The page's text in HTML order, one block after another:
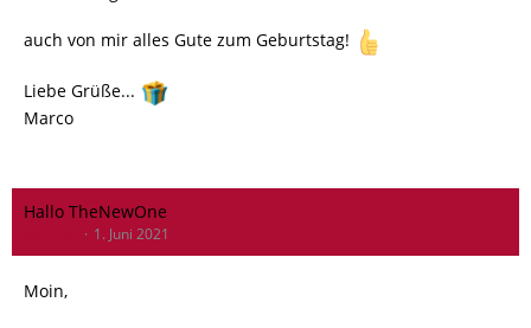
auch von mir alles Gute zum Geburtstag!
Liebe Grüße...
Marco
Hallo TheNewOne
1. Juni 2021
Moin,